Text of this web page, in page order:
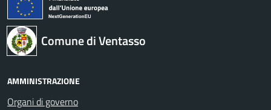
Comune di Ventasso
AMMINISTRAZIONE
Organi di governo